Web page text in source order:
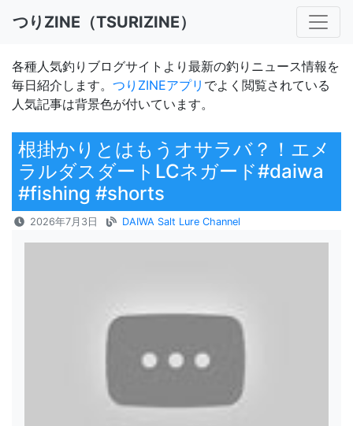
つりZINE（TSURIZINE）
各種人気釣りブログサイトより最新の釣りニュース情報を
毎日紹介します。 つりZINEアプリ でよく閲覧されている
人気記事は背景色が付いています。
根掛かりとはもうオサラバ？！エメ
ラルダスダートLCネガード#daiwa
#fishing #shorts
2026年7月3日 DAIWA Salt Lure Channel